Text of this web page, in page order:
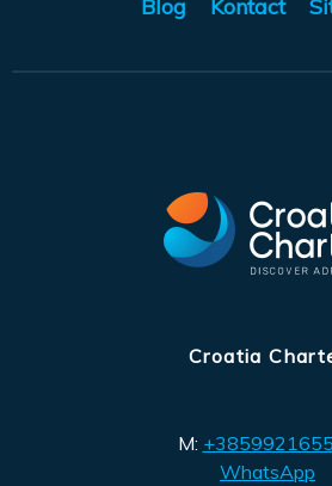
Blog Kontact
Croatia
M:
WhatsApp